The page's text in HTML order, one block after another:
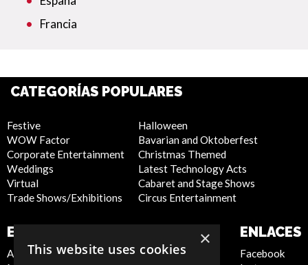
Francia
CATEGORÍAS POPULARES
Festive
WOW Factor
Corporate Entertainment
Weddings
Virtual
Trade Shows/Exhibitions
Halloween
Bavarian and Oktoberfest
Christmas Themed
Latest Technology Acts
Cabaret and Stage Shows
Circus Entertainment
EMPRESA
About Us
SITIO WEB
Privacy Policy
ENLACES
Facebook
×
This website uses cookies